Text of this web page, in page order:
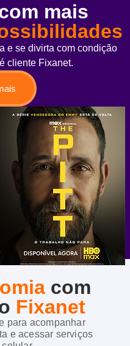
mais
e se divirta com condição
cliente Fixanet.
com
Fixanet
para acompanhar
e acessar serviços